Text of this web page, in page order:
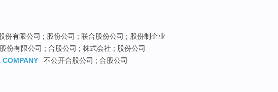
份有限公司 ; 股份公司 ; 联合股份公司 ; 股份制企业
股份有限公司 ; 合股公司 ; 株式会社 ; 股份公司
COMPANY
不公开合股公司 ; 合股公司